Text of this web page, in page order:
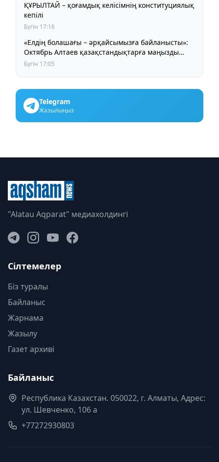
ҚҰРЫЛТАЙ – қоғамдық келісімнің конституциялық
кепілі
Бүгін 17:16
«Елдің болашағы – әрқайсымызға байланысты»:
Октябрь Алтаев қазақстандықтарға маңызды
үндеу жасады
Бүгін 17:05
Telegram
Жазылыңыз
"Alatau Aqparat" медиахолдингі
Сілтемелер
Біз туралы
Байланыс
Жарнама
Жазылу
Газет архиві
Байланыс
Республика Казахстан. 050022, г. Алматы, Адрес:
ул. Шевченко, 106 а
+77272930803